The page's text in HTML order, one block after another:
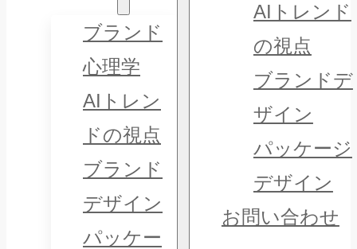
ブランド
心理学
AIトレン
ドの視点
ブランド
デザイン
パッケー
AIトレンド
の視点
ブランドデ
ザイン
パッケージ
デザイン
お問い合わせ